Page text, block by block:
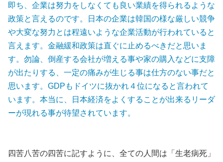
即ち、企業は努力をしなくても良い業績を得られるような
政策と言えるのです。日本の企業は韓国の様な厳しい競争
や大変な努力とは程遠いような企業活動が行われていると
言えます。金融緩和政策は直ぐに止めるべきだと思いま
す。勿論、倒産する会社が増える事や家の購入などに支障
が出たりする、一定の痛みが生じる事は仕方のない事だと
思います。GDPもドイツに抜かれ４位になると言われて
います。本当に、日本経済をよくすることが出来るリーダ
ーが現れる事が待望されています。
四苦八苦の四苦に記すように、全ての人間は「生老病死」